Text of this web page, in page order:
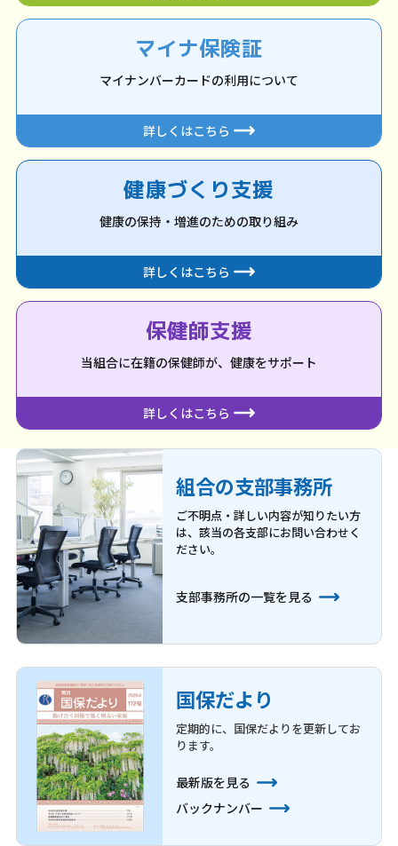
マイナ保険証
マイナンバーカードの利用について
詳しくはこちら
健康づくり支援
健康の保持・増進のための取り組み
詳しくはこちら
保健師支援
当組合に在籍の保健師が、健康をサポート
詳しくはこちら
組合の支部事務所
ご不明点・詳しい内容が知りたい方
は、該当の各支部にお問い合わせく
ださい。
支部事務所の一覧を見る
国保だより
定期的に、国保だよりを更新してお
ります。
最新版を見る
バックナンバー